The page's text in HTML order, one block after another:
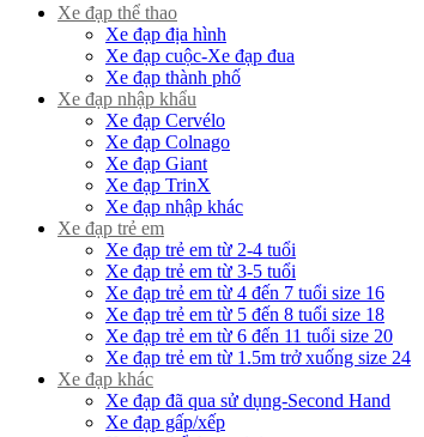
Xe đạp thể thao
Xe đạp địa hình
Xe đạp cuộc-Xe đạp đua
Xe đạp thành phố
Xe đạp nhập khẩu
Xe đạp Cervélo
Xe đạp Colnago
Xe đạp Giant
Xe đạp TrinX
Xe đạp nhập khác
Xe đạp trẻ em
Xe đạp trẻ em từ 2-4 tuổi
Xe đạp trẻ em từ 3-5 tuổi
Xe đạp trẻ em từ 4 đến 7 tuổi size 16
Xe đạp trẻ em từ 5 đến 8 tuổi size 18
Xe đạp trẻ em từ 6 đến 11 tuổi size 20
Xe đạp trẻ em từ 1.5m trở xuống size 24
Xe đạp khác
Xe đạp đã qua sử dụng-Second Hand
Xe đạp gấp/xếp